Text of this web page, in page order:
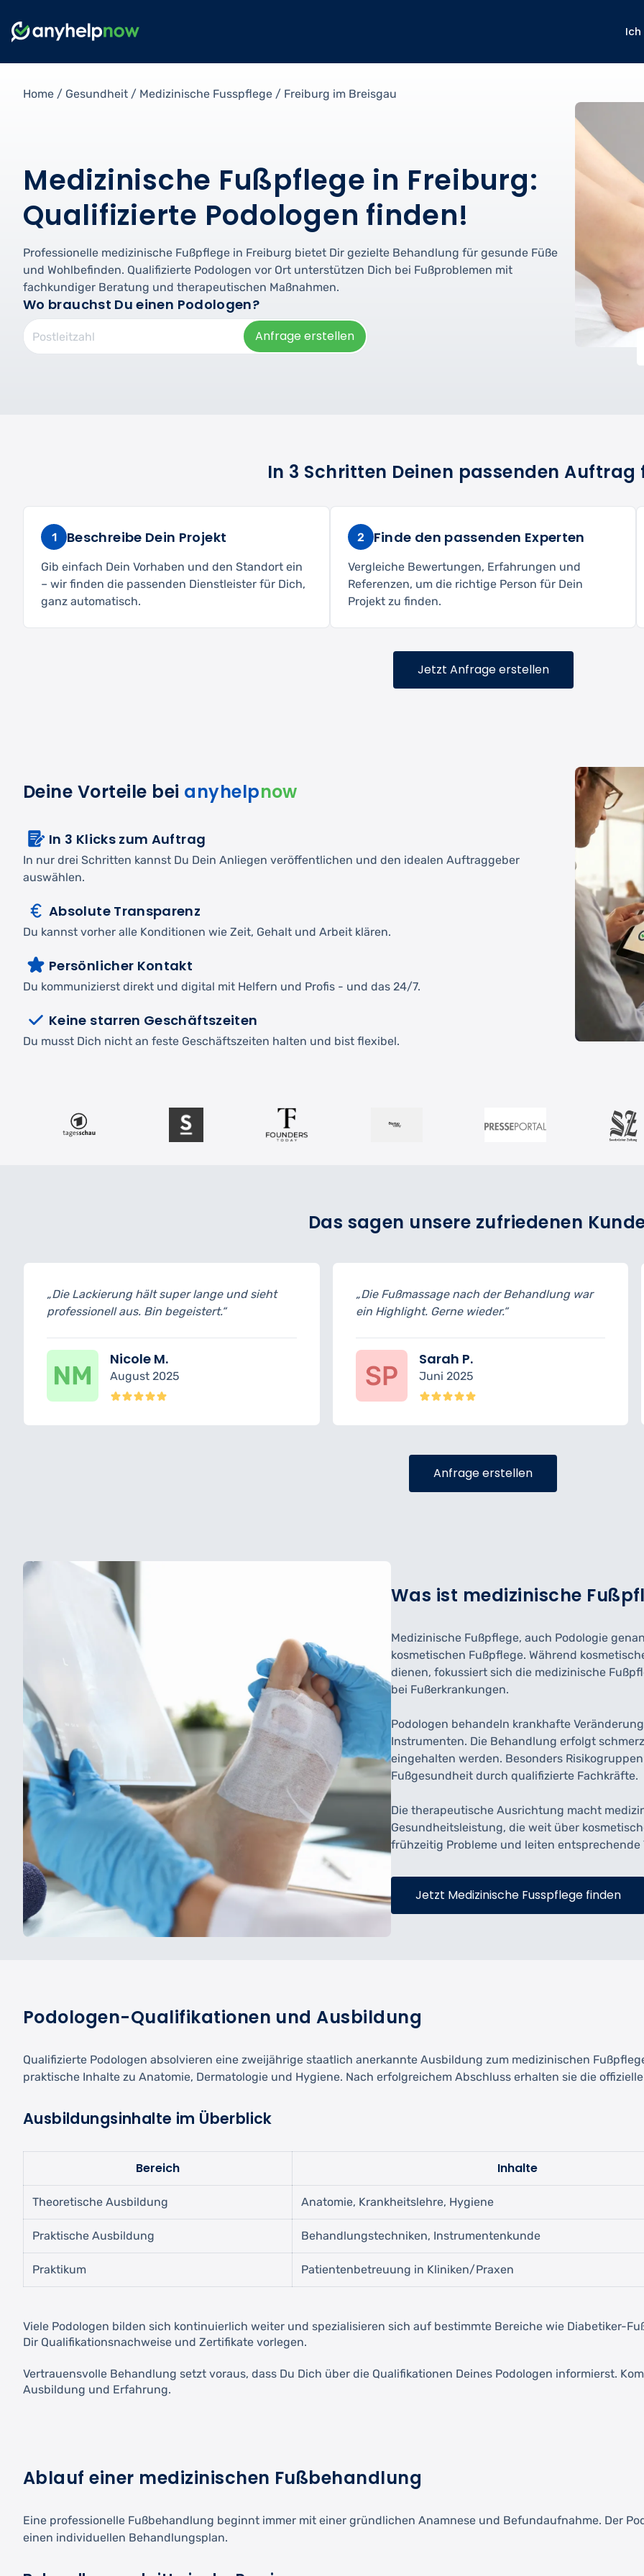
Home / Gesundheit / Medizinische Fusspflege / Freiburg im Breisgau
Medizinische Fußpflege in Freiburg:
Qualifizierte Podologen finden!
Professionelle medizinische Fußpflege in Freiburg bietet Dir gezielte Behandlung für gesunde Füße
und Wohlbefinden. Qualifizierte Podologen vor Ort unterstützen Dich bei Fußproblemen mit
fachkundiger Beratung und therapeutischen Maßnahmen.
Wo brauchst Du einen Podologen?
Anfrage erstellen
In 3 Schritten Deinen passenden Auftrag
1 Beschreibe Dein Projekt
Gib einfach Dein Vorhaben und den Standort ein
– wir finden die passenden Dienstleister für Dich,
ganz automatisch.
2 Finde den passenden Experten
Vergleiche Bewertungen, Erfahrungen und
Referenzen, um die richtige Person für Dein
Projekt zu finden.
Jetzt Anfrage erstellen
Deine Vorteile bei anyhelpnow
In 3 Klicks zum Auftrag
In nur drei Schritten kannst Du Dein Anliegen veröffentlichen und den idealen Auftraggeber
auswählen.
Absolute Transparenz
Du kannst vorher alle Konditionen wie Zeit, Gehalt und Arbeit klären.
Persönlicher Kontakt
Du kommunizierst direkt und digital mit Helfern und Profis - und das 24/7.
Keine starren Geschäftszeiten
Du musst Dich nicht an feste Geschäftszeiten halten und bist flexibel.
Das sagen unsere zufriedenen
und sieht
„Die Fußmassage nach der Behandlung war
ein Highlight. Gerne wieder.“
„Alles war top, nur der
etwas pünktlicher sein können.“
Anfrage erstellen
Was ist medizinische
Medizinische Fußpflege, auch Podologie
kosmetischen Fußpflege. Während
dienen, fokussiert sich die medizinische
bei Fußerkrankungen.
Podologen behandeln krankhafte
Instrumenten. Die Behandlung erfolgt
eingehalten werden. Besonders
Fußgesundheit durch qualifizierte Fachkräfte.
Die therapeutische Ausrichtung macht
Gesundheitsleistung, die weit über
frühzeitig Probleme und leiten entsprechende
Jetzt Medizinische Fusspflege finden
Podologen-Qualifikationen und Ausbildung
Qualifizierte Podologen absolvieren eine zweijährige staatlich anerkannte Ausbildung zum medizinischen
praktische Inhalte zu Anatomie, Dermatologie und Hygiene. Nach erfolgreichem Abschluss erhalten sie die
Ausbildungsinhalte im Überblick
Bereich Inhalte
Theoretische Ausbildung Anatomie, Krankheitslehre, Hygiene
Praktische Ausbildung Behandlungstechniken, Instrumentenkunde
Praktikum Patientenbetreuung in Kliniken/Praxen
Viele Podologen bilden sich kontinuierlich weiter und spezialisieren sich auf bestimmte Bereiche wie Diabetiker-
Dir Qualifikationsnachweise und Zertifikate vorlegen.
Vertrauensvolle Behandlung setzt voraus, dass Du Dich über die Qualifikationen Deines Podologen informierst.
Ausbildung und Erfahrung.
Ablauf einer medizinischen Fußbehandlung
Eine professionelle Fußbehandlung beginnt immer mit einer gründlichen Anamnese und Befundaufnahme. Der
einen individuellen Behandlungsplan.